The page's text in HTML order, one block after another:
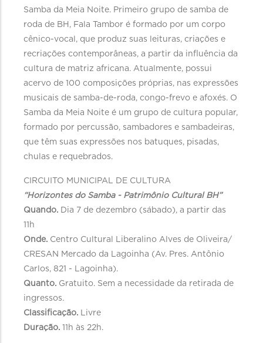
Samba da Meia Noite. Primeiro grupo de samba de
roda de BH, Fala Tambor é formado por um corpo
cênico-vocal, que produz suas leituras, criações e
recriações contemporâneas, a partir da influência da
cultura de matriz africana. Atualmente, possui
acervo de 100 composições próprias, nas expressões
musicais de samba-de-roda, congo-frevo e afoxés. O
Samba da Meia Noite é um grupo de cultura popular,
formado por percussão, sambadores e sambadeiras,
que têm suas expressões nos batuques, pisadas,
chulas e requebrados.
CIRCUITO MUNICIPAL DE CULTURA
“Horizontes do Samba - Patrimônio Cultural BH”
Quando. Dia 7 de dezembro (sábado), a partir das
11h
Onde. Centro Cultural Liberalino Alves de Oliveira/
CRESAN Mercado da Lagoinha (Av. Pres. Antônio
Carlos, 821 - Lagoinha).
Quanto. Gratuito. Sem a necessidade da retirada de
ingressos.
Classificação. Livre
Duração. 11h às 22h.